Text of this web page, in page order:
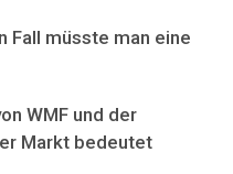
Fall müsste man eine
WMF und der
Markt bedeutet